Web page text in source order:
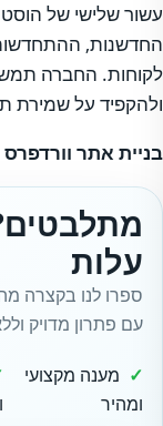
עשור שלישי של
החדשנות,
לקוחות. החברה
ולהקפיד על שמירת
בניית אתר וורדפרס
עלות
ספרו לנו בקצרה
עם פתרון מדויק
מענה מקצועי
ומהיר